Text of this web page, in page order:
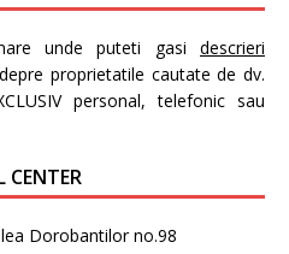
unde puteti gasi descrieri
depre proprietatile cautate de dv.
personal, telefonic sau
CENTER
Dorobantilor no.98